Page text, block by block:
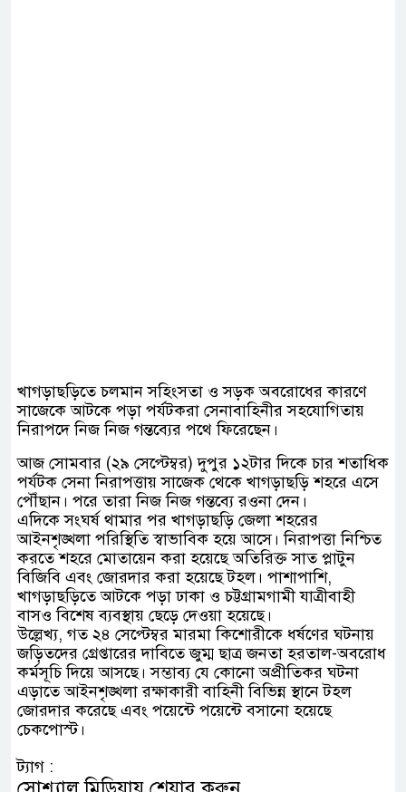
খাগড়াছড়িতে চলমান সহিংসতা ও সড়ক অবরোধের কারণে
সাজেকে আটকে পড়া পর্যটকরা সেনাবাহিনীর সহযোগিতায়
নিরাপদে নিজ নিজ গন্তব্যের পথে ফিরেছেন।
আজ সোমবার (২৯ সেপ্টেম্বর) দুপুর ১২টার দিকে চার শতাধিক
পর্যটক সেনা নিরাপত্তায় সাজেক থেকে খাগড়াছড়ি শহরে এসে
পৌঁছান। পরে তারা নিজ নিজ গন্তব্যে রওনা দেন।
এদিকে সংঘর্ষ থামার পর খাগড়াছড়ি জেলা শহরের
আইনশৃঙ্খলা পরিস্থিতি স্বাভাবিক হয়ে আসে। নিরাপত্তা নিশ্চিত
করতে শহরে মোতায়েন করা হয়েছে অতিরিক্ত সাত প্লাটুন
বিজিবি এবং জোরদার করা হয়েছে টহল। পাশাপাশি,
খাগড়াছড়িতে আটকে পড়া ঢাকা ও চট্টগ্রামগামী যাত্রীবাহী
বাসও বিশেষ ব্যবস্থায় ছেড়ে দেওয়া হয়েছে।
উল্লেখ্য, গত ২৪ সেপ্টেম্বর মারমা কিশোরীকে ধর্ষণের ঘটনায়
জড়িতদের গ্রেপ্তারের দাবিতে জুম্ম ছাত্র জনতা হরতাল-অবরোধ
কর্মসূচি দিয়ে আসছে। সম্ভাব্য যে কোনো অপ্রীতিকর ঘটনা
এড়াতে আইনশৃঙ্খলা রক্ষাকারী বাহিনী বিভিন্ন স্থানে টহল
জোরদার করেছে এবং পয়েন্টে পয়েন্টে বসানো হয়েছে
চেকপোস্ট।
ট্যাগ :